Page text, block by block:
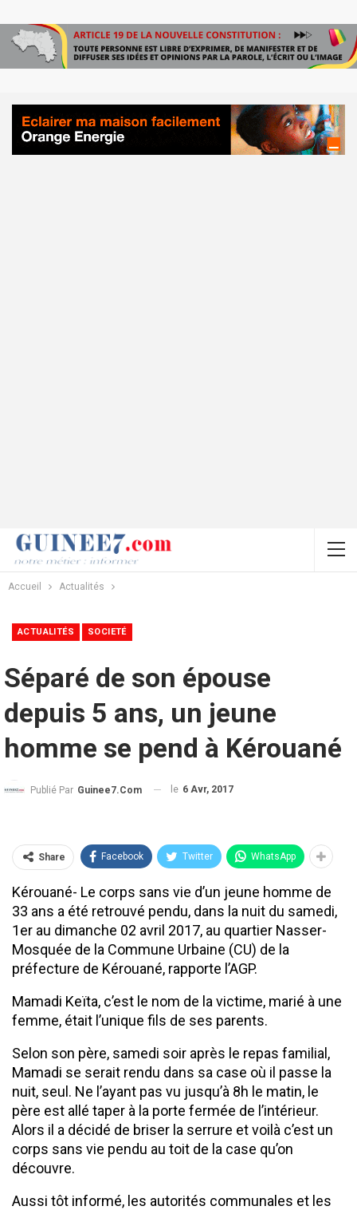
Accueil Actualités
ACTUALITÉS SOCIETÉ
Séparé de son épouse
depuis 5 ans, un jeune
homme se pend à Kérouané
Publié Par Guinee7.com le 6 Avr, 2017
Share Facebook Twitter WhatsApp
Kérouané- Le corps sans vie d’un jeune homme de
33 ans a été retrouvé pendu, dans la nuit du samedi,
1er au dimanche 02 avril 2017, au quartier Nasser-
Mosquée de la Commune Urbaine (CU) de la
préfecture de Kérouané, rapporte l’AGP.
Mamadi Keïta, c’est le nom de la victime, marié à une
femme, était l’unique fils de ses parents.
Selon son père, samedi soir après le repas familial,
Mamadi se serait rendu dans sa case où il passe la
nuit, seul. Ne l’ayant pas vu jusqu’à 8h le matin, le
père est allé taper à la porte fermée de l’intérieur.
Alors il a décidé de briser la serrure et voilà c’est un
corps sans vie pendu au toit de la case qu’on
découvre.
Aussi tôt informé, les autorités communales et les